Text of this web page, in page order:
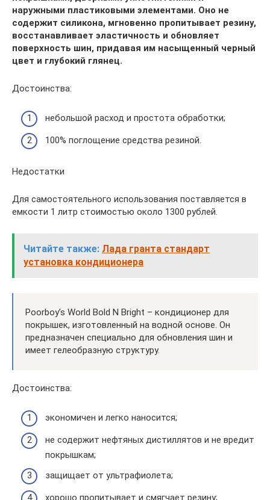
наружными пластиковыми элементами. Оно не
содержит силикона, мгновенно пропитывает резину,
восстанавливает эластичность и обновляет
поверхность шин, придавая им насыщенный черный
цвет и глубокий глянец.
Достоинства:
небольшой расход и простота обработки;
100% поглощение средства резиной.
Недостатки
Для самостоятельного использования поставляется в
емкости 1 литр стоимостью около 1300 рублей.
Читайте также: Лада гранта стандарт
установка кондиционера
Poorboy’s World Bold N Bright – кондиционер для
покрышек, изготовленный на водной основе. Он
предназначен специально для обновления шин и
имеет гелеобразную структуру.
Достоинства:
экономичен и легко наносится;
не содержит нефтяных дистиллятов и не вредит
покрышкам;
защищает от ультрафиолета;
хорошо пропитывает и смягчает резину;